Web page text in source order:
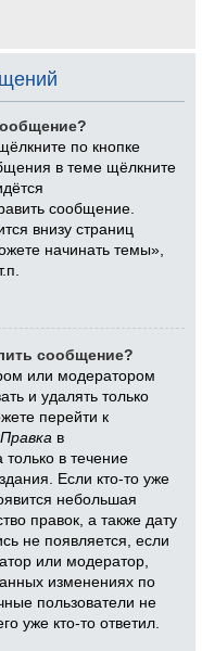
по кнопке
в теме щёлкните
сообщение.
внизу страниц
начинать темы»,
сообщение?
или модератором
и удалять только
перейти к
Правка в
в течение
Если кто-то уже
небольшая
правок, а также дату
не появляется, если
или модератор,
изменениях по
пользователи не
уже кто-то ответил.